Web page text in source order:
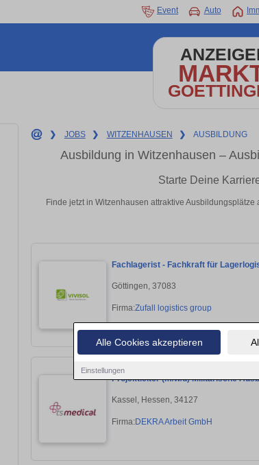
Alle Cookies akzeptieren
Einstellungen
Event Auto
❯ JOBS ❯ WITZENHAUSEN ❯ AUSBILDUNG
Ausbildung in Witzenhausen –
Starte Deine
Finde jetzt in Witzenhausen attraktive
Fachlagerist - Fachkraft für
Göttingen, 37083
Firma:Zufall logistics group
Projektleiter (m/w/d) Militärische
Kassel, Hessen, 34127
Firma:DEKRA Arbeit GmbH